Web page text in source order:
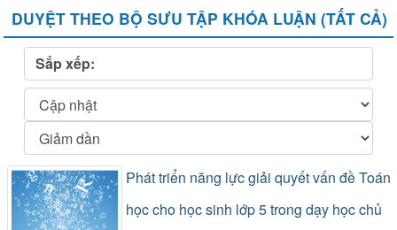
DUYỆT THEO BỘ SƯU TẬP KHÓA LUẬN (TẤT CẢ)
Sắp xếp:
Phát triển năng lực giải quyết vấn đề Toán
học cho học sinh lớp 5 trong dạy học chủ